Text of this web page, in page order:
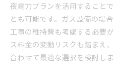
夜電力プランを活用すること
とも可能です。ガス設備の場
工事の維持費も考慮する必要
ス料金の変動リスクも踏まえ
合わせて最適な選択を検討しま